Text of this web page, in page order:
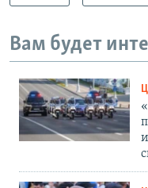
Вам будет